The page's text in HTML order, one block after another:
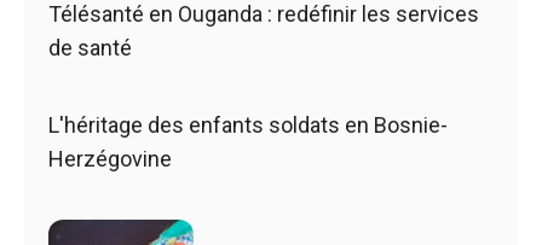
Télésanté en Ouganda : redéfinir les services
de santé
L'héritage des enfants soldats en Bosnie-
Herzégovine